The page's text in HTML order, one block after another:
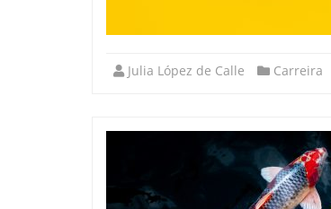
Julia López de Calle Carreira